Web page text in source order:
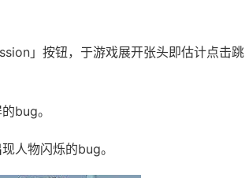
」按钮，于游戏展开张头即估计点击跳
bug。
人物闪烁的bug。